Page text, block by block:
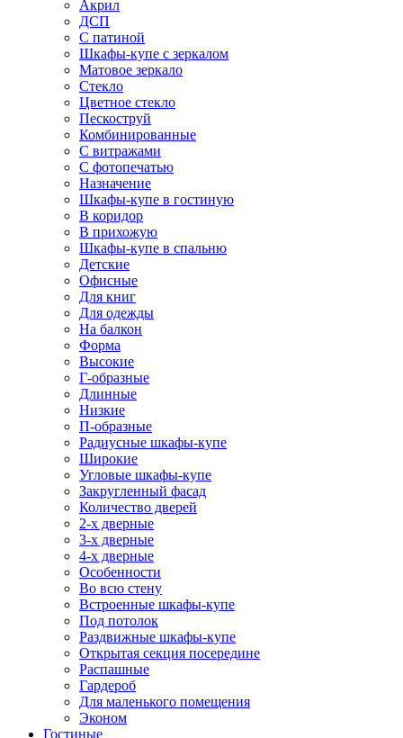
Акрил
ДСП
С патиной
Шкафы-купе с зеркалом
Матовое зеркало
Стекло
Цветное стекло
Пескоструй
Комбинированные
С витражами
С фотопечатью
Назначение
Шкафы-купе в гостиную
В коридор
В прихожую
Шкафы-купе в спальню
Детские
Офисные
Для книг
Для одежды
На балкон
Форма
Высокие
Г-образные
Длинные
Низкие
П-образные
Радиусные шкафы-купе
Широкие
Угловые шкафы-купе
Закругленный фасад
Количество дверей
2-х дверные
3-х дверные
4-х дверные
Особенности
Во всю стену
Встроенные шкафы-купе
Под потолок
Раздвижные шкафы-купе
Открытая секция посередине
Распашные
Гардероб
Для маленького помещения
Эконом
Гостиные